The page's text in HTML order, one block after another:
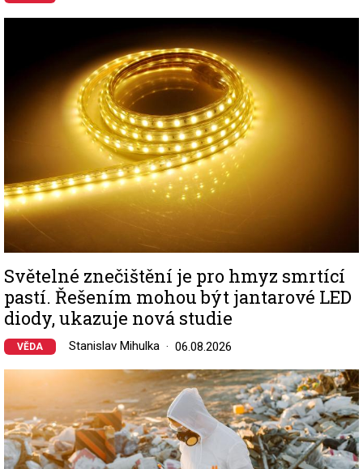
Světelné znečištění je pro hmyz smrtící
pastí. Řešením mohou být jantarové LED
diody, ukazuje nová studie
VĚDA Stanislav Mihulka 06.08.2026
Image